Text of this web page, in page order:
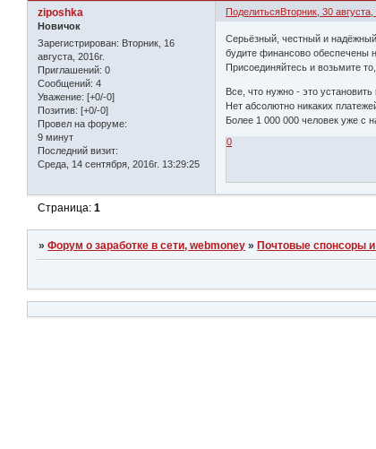
ПоделитьсяВторник, 30
ziposhka
Новичок
Зарегистрирован: Вторник, 16
августа, 2016г.
Приглашений: 0
Сообщений: 4
Уважение: [+0/-0]
Позитив: [+0/-0]
Провел на форуме:
9 минут
Последний визит:
Среда, 14 сентября, 2016г. 13:29:25
Cерьёзный, честный и
будите финансово обеспечены
Присоединяйтесь и возьмите
Все, что нужно - это
Нет абсолютно никаких
Более 1 000 000 человек уже с
0
Страница:1
»Форум о заработке в сети, webmoney » Почтовые спонсоры